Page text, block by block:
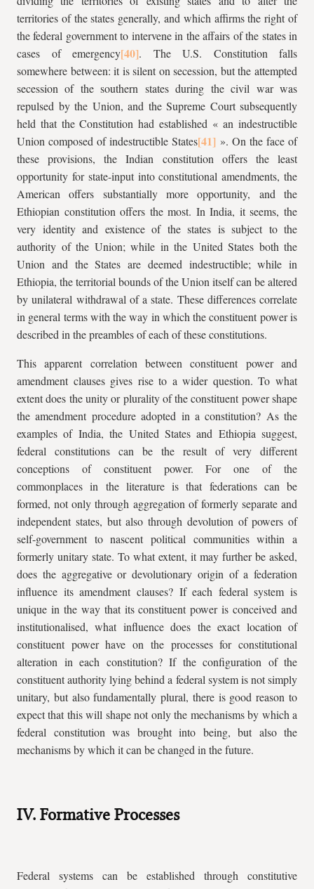
territories of the states generally, and which affirms the right of
the federal government to intervene in the affairs of the states in
cases of emergency
. The U.S. Constitution falls
somewhere between: it is silent on secession, but the attempted
secession of the southern states during the civil war was
repulsed by the Union, and the Supreme Court subsequently
held that the Constitution had established « an indestructible
Union composed of indestructible States
». On the face of
these provisions, the Indian constitution offers the least
opportunity for state-input into constitutional amendments, the
American offers substantially more opportunity, and the
Ethiopian constitution offers the most. In India, it seems, the
very identity and existence of the states is subject to the
authority of the Union; while in the United States both the
Union and the States are deemed indestructible; while in
Ethiopia, the territorial bounds of the Union itself can be altered
by unilateral withdrawal of a state. These differences correlate
in general terms with the way in which the constituent power is
described in the preambles of each of these constitutions.
This apparent correlation between constituent power and
amendment clauses gives rise to a wider question. To what
extent does the unity or plurality of the constituent power shape
the amendment procedure adopted in a constitution? As the
examples of India, the United States and Ethiopia suggest,
federal constitutions can be the result of very different
conceptions of constituent power. For one of the
commonplaces in the literature is that federations can be
formed, not only through aggregation of formerly separate and
independent states, but also through devolution of powers of
self-government to nascent political communities within a
formerly unitary state. To what extent, it may further be asked,
does the aggregative or devolutionary origin of a federation
influence its amendment clauses? If each federal system is
unique in the way that its constituent power is conceived and
institutionalised, what influence does the exact location of
constituent power have on the processes for constitutional
alteration in each constitution? If the configuration of the
constituent authority lying behind a federal system is not simply
unitary, but also fundamentally plural, there is good reason to
expect that this will shape not only the mechanisms by which a
federal constitution was brought into being, but also the
mechanisms by which it can be changed in the future.
IV. Formative Processes
Federal systems can be established through constitutive